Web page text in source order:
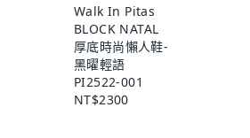
Walk In Pitas
BLOCK NATAL
厚底時尚懶人鞋-
黑曜輕語
PI2522-001
NT$2300